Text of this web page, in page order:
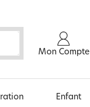
Mon Compte
Enfant